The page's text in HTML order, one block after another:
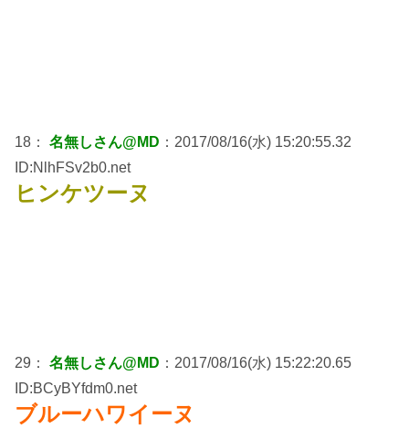
18： 名無しさん@MD ：2017/08/16(水) 15:20:55.32
ID:NlhFSv2b0.net
ヒンケツーヌ
29： 名無しさん@MD ：2017/08/16(水) 15:22:20.65
ID:BCyBYfdm0.net
ブルーハワイーヌ